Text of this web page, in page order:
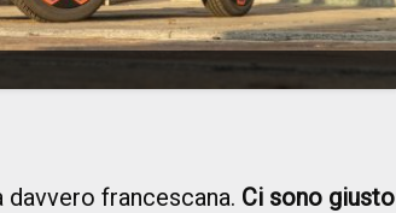
francescana. Ci sono giusto